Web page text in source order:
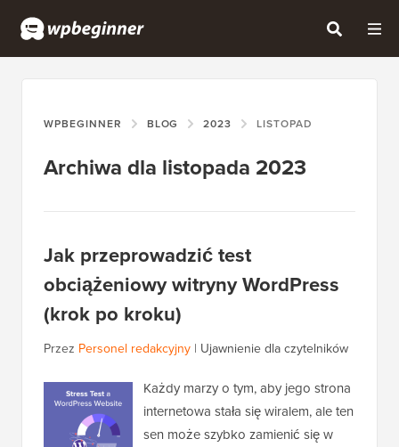
WPBEGINNER BLOG 2023 LISTOPAD
Archiwa dla listopada 2023
Jak przeprowadzić test
obciążeniowy witryny WordPress
(krok po kroku)
Przez Personel redakcyjny | Ujawnienie dla czytelników
Każdy marzy o tym, aby jego strona
internetowa stała się wiralem, ale ten
sen może szybko zamienić się w